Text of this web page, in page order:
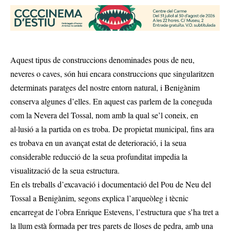
Aquest tipus de construccions denominades pous de neu,
neveres o caves, són hui encara construccions que singularitzen
determinats paratges del nostre entorn natural, i Benigànim
conserva algunes d’elles. En aquest cas parlem de la coneguda
com la Nevera del Tossal, nom amb la qual se’l coneix, en
al·lusió a la partida on es troba. De propietat municipal, fins ara
es trobava en un avançat estat de deterioració, i la seua
considerable reducció de la seua profunditat impedia la
visualització de la seua estructura.
En els treballs d’excavació i documentació del Pou de Neu del
Tossal a Benigànim, segons explica l’arqueòleg i tècnic
encarregat de l’obra Enrique Estevens, l’estructura que s’ha tret a
la llum està formada per tres parets de lloses de pedra, amb una